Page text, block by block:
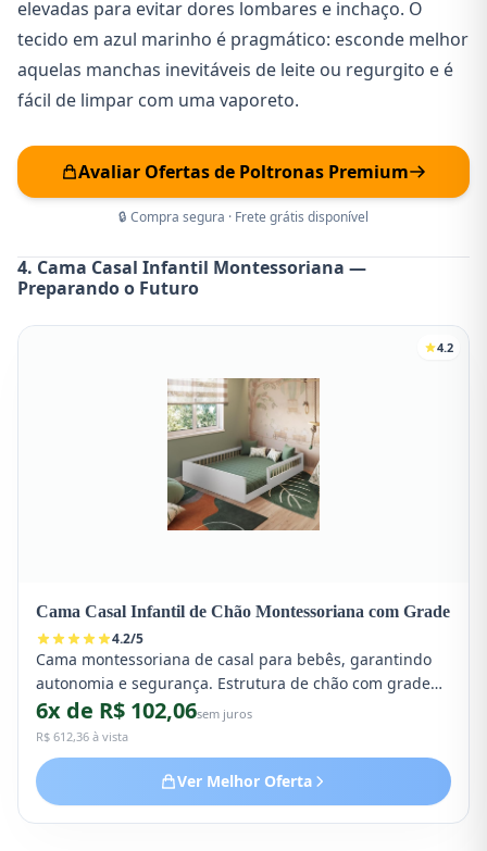
elevadas para evitar dores lombares e inchaço. O
tecido em azul marinho é pragmático: esconde melhor
aquelas manchas inevitáveis de leite ou regurgito e é
fácil de limpar com uma vaporeto.
Avaliar Ofertas de Poltronas Premium
🔒 Compra segura · Frete grátis disponível
4. Cama Casal Infantil Montessoriana —
Preparando o Futuro
4.2
Cama Casal Infantil de Chão Montessoriana com Grade
4.2/5
Cama montessoriana de casal para bebês, garantindo
autonomia e segurança. Estrutura de chão com grade
de proteção, ideal para gêmeos.
6x de R$ 102,06sem juros
R$ 612,36 à vista
Ver Melhor Oferta